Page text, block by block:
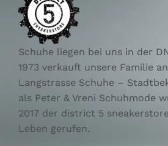
Schuhe liegen bei uns in der
1973 verkauft unsere Familie
Langstrasse Schuhe –
als Peter & Vreni Schuhmode
2017 der district 5
Leben gerufen.